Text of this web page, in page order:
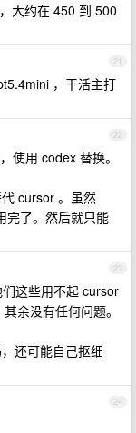
大约在 450 到 500
21
，干活主打
22
使用 codex 替换。
cursor 。虽然
完了。然后就只能
23
这些用不起 cursor
余没有任何问题。
还可能自己抠细
24